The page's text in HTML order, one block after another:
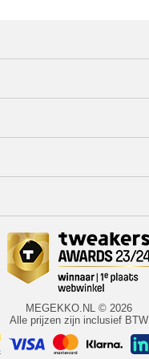
MEGEKKO.NL © 2026
Alle prijzen zijn inclusief BTW